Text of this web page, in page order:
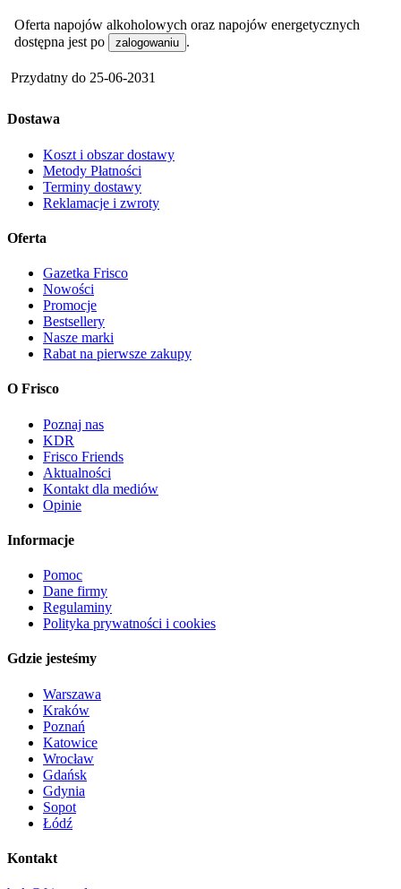
Oferta napojów alkoholowych oraz napojów energetycznych
dostępna jest po
zalogowaniu .
Przydatny do 25-06-2031
Dostawa
Koszt i obszar dostawy
Metody Płatności
Terminy dostawy
Reklamacje i zwroty
Oferta
Gazetka Frisco
Nowości
Promocje
Bestsellery
Nasze marki
Rabat na pierwsze zakupy
O Frisco
Poznaj nas
KDR
Frisco Friends
Aktualności
Kontakt dla mediów
Opinie
Informacje
Pomoc
Dane firmy
Regulaminy
Polityka prywatności i cookies
Gdzie jesteśmy
Warszawa
Kraków
Poznań
Katowice
Wrocław
Gdańsk
Gdynia
Sopot
Łódź
Kontakt